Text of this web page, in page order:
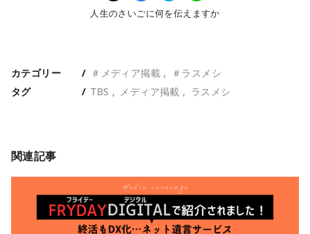
人生のさいごに何を伝えますか
カテゴリー ＃メディア掲載
＃ラスメシ
タグ
TBS メディア掲載 ラスメシ
関連記事